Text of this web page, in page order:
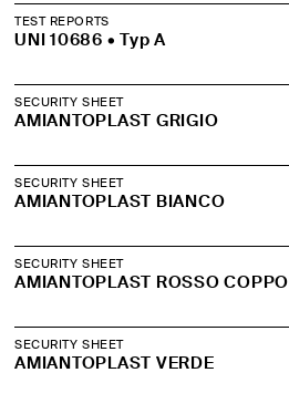
TEST REPORTS
UNI 10686 • Typ A
SECURITY SHEET
AMIANTOPLAST GRIGIO
SECURITY SHEET
AMIANTOPLAST BIANCO
SECURITY SHEET
AMIANTOPLAST ROSSO COPPO
SECURITY SHEET
AMIANTOPLAST VERDE